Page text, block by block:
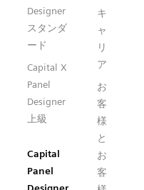
Designer
スタンダ
ード
Capital X
Panel
Designer
上級
Capital
Panel
キ
ャ
リ
ア
お
客
様
と
お
客